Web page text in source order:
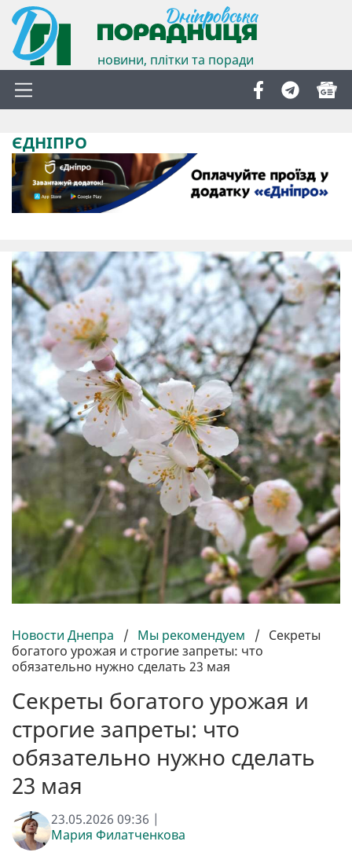
новини, плітки та поради
ЄДНІПРО
Новости Днепра / Мы рекомендуем / Секреты
богатого урожая и строгие запреты: что
обязательно нужно сделать 23 мая
Секреты богатого урожая и
строгие запреты: что
обязательно нужно сделать
23 мая
23.05.2026 09:36 |
Мария Филатченкова